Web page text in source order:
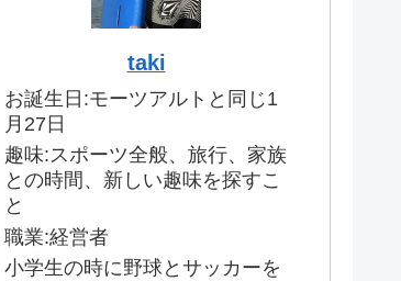
taki
お誕生日:モーツアルトと同じ1
月27日
趣味:スポーツ全般、旅行、家族
との時間、新しい趣味を探すこ
と
職業:経営者
小学生の時に野球とサッカーを